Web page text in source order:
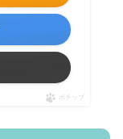
ポチップ